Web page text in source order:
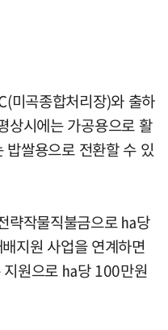
미곡종합처리장)와 출하
상시에는 가공용으로 활
쌀용으로 전환할 수 있
략작물직불금으로 ㏊당
지원 사업을 연계하면
원으로 ㏊당 100만원